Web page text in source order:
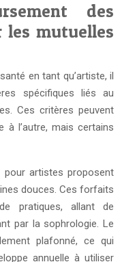
des
les mutuelles
en tant qu’artiste, il
spécifiques liés au
Ces critères peuvent
à l’autre, mais certains
pour artistes proposent
douces. Ces forfaits
pratiques, allant de
par la sophrologie. Le
plafonné, ce qui
annuelle à utiliser